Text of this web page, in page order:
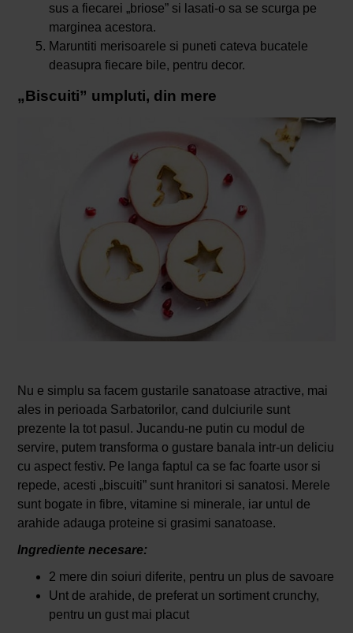
sus a fiecarei „briose” si lasati-o sa se scurga pe
marginea acestora.
Maruntiti merisoarele si puneti cateva bucatele
deasupra fiecare bile, pentru decor.
„Biscuiti” umpluti, din mere
Nu e simplu sa facem gustarile sanatoase atractive, mai
ales in perioada Sarbatorilor, cand dulciurile sunt
prezente la tot pasul. Jucandu-ne putin cu modul de
servire, putem transforma o gustare banala intr-un deliciu
cu aspect festiv. Pe langa faptul ca se fac foarte usor si
repede, acesti „biscuiti” sunt hranitori si sanatosi. Merele
sunt bogate in fibre, vitamine si minerale, iar untul de
arahide adauga proteine si grasimi sanatoase.
Ingrediente necesare:
2 mere din soiuri diferite, pentru un plus de savoare
Unt de arahide, de preferat un sortiment crunchy,
pentru un gust mai placut